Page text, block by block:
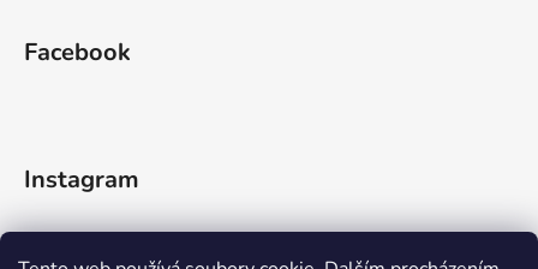
Facebook
Instagram